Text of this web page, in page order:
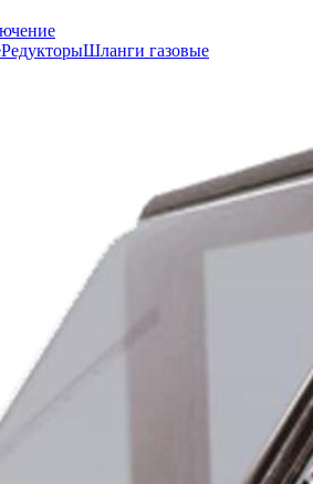
РедукторыШланги газовые